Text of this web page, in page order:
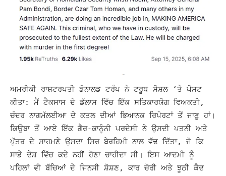
ਅਮਰੀਕੀ ਰਾਸ਼ਟਰਪਤੀ ਡੋਨਾਲਡ ਟਰੰਪ ਨੇ ਟਰੂਥ ਸੋਸ਼ਲ ‘ਤੇ ਪੋਸਟ
ਕੀਤਾ: ਮੈਂ ਟੈਕਸਾਸ ਦੇ ਡੱਲਾਸ ਵਿੱਚ ਇੱਕ ਸਤਿਕਾਰਯੋਗ ਵਿਅਕਤੀ,
ਚੰਦਰ ਨਾਗਮੱਲਈਆ ਦੇ ਕਤਲ ਦੀਆਂ ਭਿਆਨਕ ਰਿਪੋਰਟਾਂ ਤੋਂ ਜਾਣੂ ਹਾਂ।
ਕਿਊਬਾ ਤੋਂ ਆਏ ਇੱਕ ਗੈਰ-ਕਾਨੂੰਨੀ ਪਰਦੇਸੀ ਨੇ ਉਸਦੀ ਪਤਨੀ ਅਤੇ
ਪੁੱਤਰ ਦੇ ਸਾਹਮਣੇ ਉਸਦਾ ਸਿਰ ਬੇਰਹਿਮੀ ਨਾਲ ਵੱਢ ਦਿੱਤਾ, ਜੋ ਕਿ
ਸਾਡੇ ਦੇਸ਼ ਵਿੱਚ ਕਦੇ ਨਹੀਂ ਹੋਣਾ ਚਾਹੀਦਾ ਸੀ।ਇਸ ਆਦਮੀ ਨੂੰ
ਪਹਿਲਾਂ ਵੀ ਬੱਚਿਆਂ ਦੇ ਜਿਨਸੀ ਸ਼ੋਸ਼ਣ, ਕਾਰ ਚੋਰੀ ਅਤੇ ਝੂਠੀ ਕੈਦ